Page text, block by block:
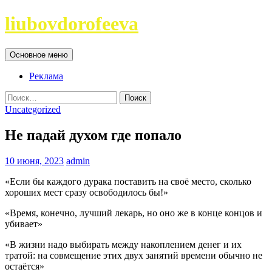
Перейти
к
liubovdorofeeva
Поиск
Основное меню
Реклама
Найти:
Uncategorized
Не падай духом где попало
10 июня, 2023 admin
«Если бы каждого дурака поставить на своё место, сколько
хороших мест сразу освободилось бы!»
«Время, конечно, лучший лекарь, но оно же в конце концов и
убивает»
«В жизни надо выбирать между накоплением денег и их
тратой: на совмещение этих двух занятий времени обычно не
остаётся»